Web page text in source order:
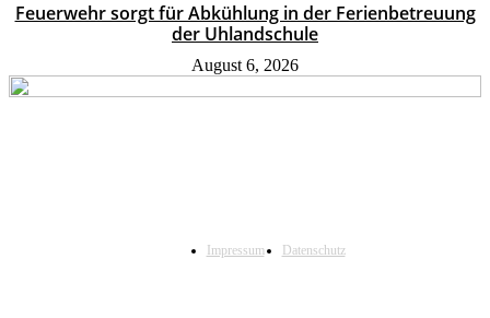
Feuerwehr sorgt für Abkühlung in der Ferienbetreuung
der Uhlandschule
August 6, 2026
Impressum Datenschutz